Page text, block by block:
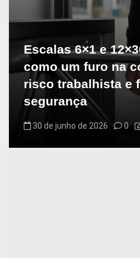
Escalas 6×1 e
como um furo na
risco trabalhista e
segurança
30 de junho de 2026 0